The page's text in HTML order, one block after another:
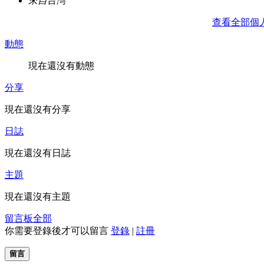
查看全部個
動態
現在還沒有動態
分享
現在還沒有分享
日誌
現在還沒有日誌
主題
現在還沒有主題
留言板全部
你需要登錄後才可以留言 登錄 | 註冊
留言